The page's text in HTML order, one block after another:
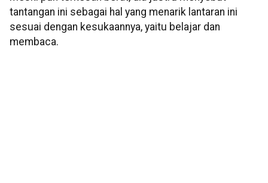
tantangan ini sebagai hal yang menarik lantaran ini
sesuai dengan kesukaannya, yaitu belajar dan
membaca.